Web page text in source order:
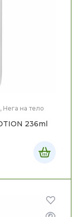
, Нега на тело
236ml